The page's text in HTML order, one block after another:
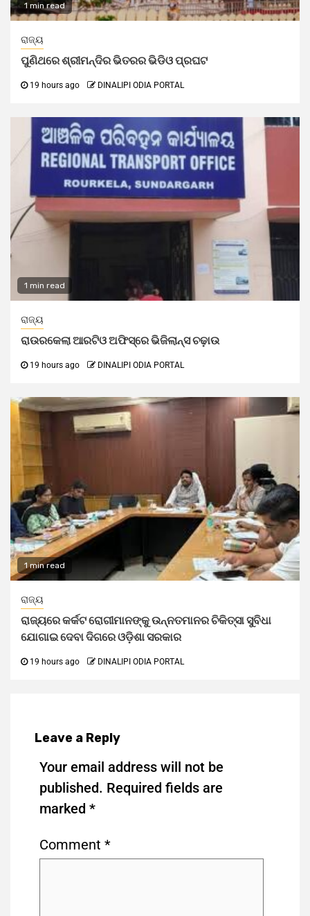
1 min read
ରାଜ୍ୟ
ପୁଣିଥରେ ଶ୍ରୀମନ୍ଦିର ଭିତରର ଭିଡିଓ ପ୍ରଘଟ
19 hours ago DINALIPI ODIA PORTAL
1 min read
ରାଜ୍ୟ
ରାଉରକେଲା ଆରଟିଓ ଅଫିସ୍‌ରେ ଭିଜିଲାନ୍ସ ଚଢ଼ାଉ
19 hours ago DINALIPI ODIA PORTAL
1 min read
ରାଜ୍ୟ
ରାଜ୍ୟରେ କର୍କଟ ରୋଗୀମାନଙ୍କୁ ଉନ୍ନତମାନର ଚିକିତ୍ସା ସୁବିଧା
ଯୋଗାଇ ଦେବା ଦିଗରେ ଓଡ଼ିଶା ସରକାର
19 hours ago DINALIPI ODIA PORTAL
Leave a Reply
Your email address will not be
published. Required fields are
marked *
Comment *